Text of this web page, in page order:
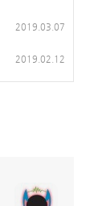
2019.03.07
2019.02.12